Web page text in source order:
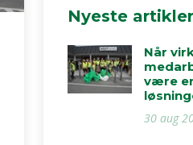
Nyeste artikler
Når
være
30 aug